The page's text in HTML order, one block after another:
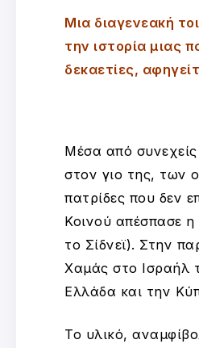
Μια διαγενεακή
την ιστορία μιας
δεκαετίες,
Μέσα από συνεχείς
στον γιο της, των
πατρίδες που δεν
Κοινού απέσπασε
το Σίδνεϊ). Στην
Χαμάς στο Ισραήλ
Ελλάδα και την
Το υλικό,